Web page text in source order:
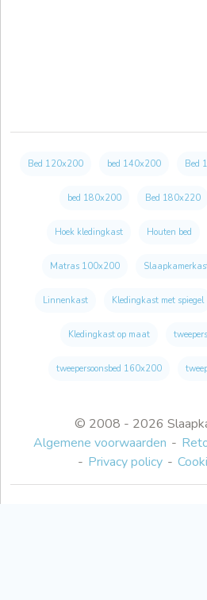
© 2008 - 2026
Algemene voorwaarden
Privacy policy
Bed 120x200 bed 140x200 Bed
bed 180x200 Bed 180x220
Hoek kledingkast Houten bed
Matras 100x200
Linnenkast Kledingkast met spiegel
Kledingkast op maat
tweepersoonsbed 160x200